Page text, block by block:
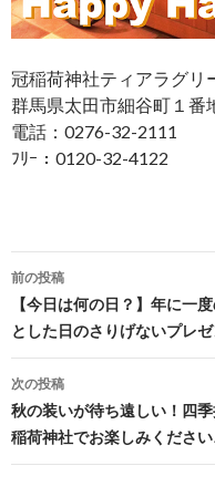
冠稲荷神社ティアラグリ
群馬県太田市細谷町１番
電話：0276-32-2111
ﾌﾘｰ：0120-32-4122
投
稿
ナ
ビ
ゲ
ー
前の投稿
【今日は何の日？】年に一
とした日のさりげないプレ
次の投稿
秋の装いが待ち遠しい！四
稲荷神社でお楽しみください